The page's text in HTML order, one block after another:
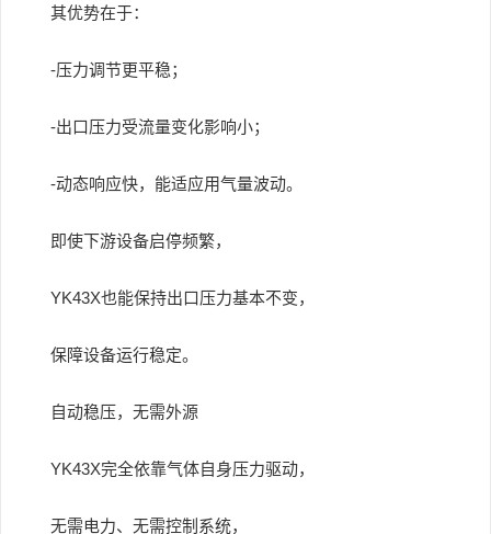
其优势在于：
-压力调节更平稳；
-出口压力受流量变化影响小；
-动态响应快，能适应用气量波动。
即使下游设备启停频繁，
YK43X也能保持出口压力基本不变，
保障设备运行稳定。
自动稳压，无需外源
YK43X完全依靠气体自身压力驱动，
无需电力、无需控制系统，